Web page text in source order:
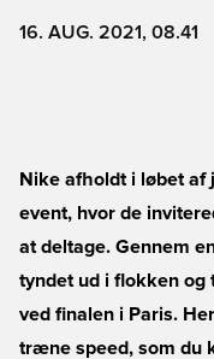
16. AUG. 2021, 08.41
Nike afholdt i løbet
event, hvor de
at deltage. Gennem
tyndet ud i flokken og
ved finalen i Paris.
træne speed, som du